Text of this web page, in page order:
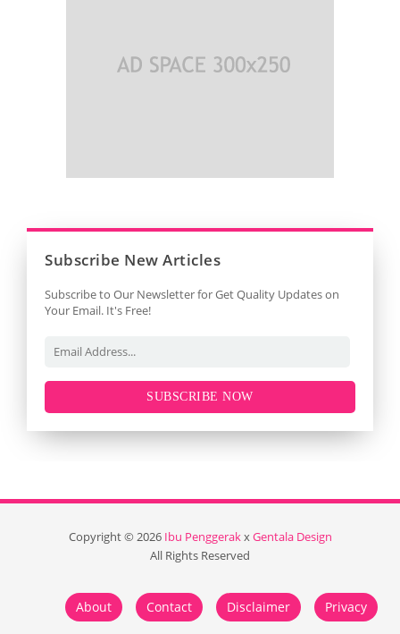
Subscribe New Articles
Subscribe to Our Newsletter for Get Quality Updates on
Your Email. It's Free!
SUBSCRIBE NOW
Copyright ©2026 Ibu PenggerakxGentala Design
All Rights Reserved
About Contact Disclaimer Privacy